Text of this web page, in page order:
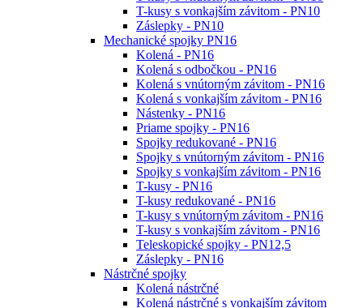
T-kusy s vonkajším závitom - PN10
Záslepky - PN10
Mechanické spojky PN16
Kolená - PN16
Kolená s odbočkou - PN16
Kolená s vnútorným závitom - PN16
Kolená s vonkajším závitom - PN16
Nástenky - PN16
Priame spojky - PN16
Spojky redukované - PN16
Spojky s vnútorným závitom - PN16
Spojky s vonkajším závitom - PN16
T-kusy - PN16
T-kusy redukované - PN16
T-kusy s vnútorným závitom - PN16
T-kusy s vonkajším závitom - PN16
Teleskopické spojky - PN12,5
Záslepky - PN16
Nástrčné spojky
Kolená nástrčné
Kolená nástrčné s vonkajším závitom